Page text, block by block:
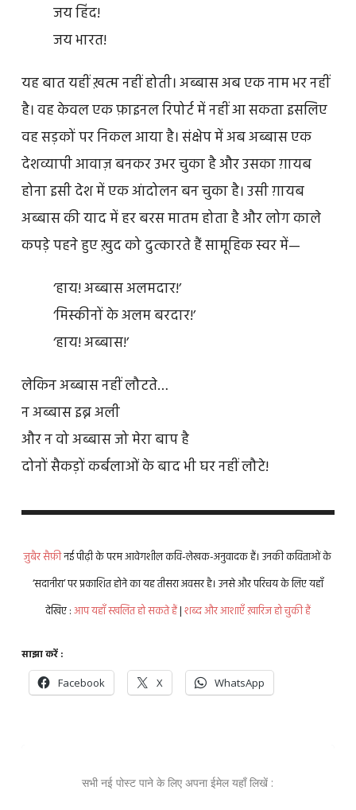
जय हिंद!
जय भारत!
यह बात यहीं ख़त्म नहीं होती। अब्बास अब एक नाम भर नहीं
है। वह केवल एक फ़ाइनल रिपोर्ट में नहीं आ सकता इसलिए
वह सड़कों पर निकल आया है। संक्षेप में अब अब्बास एक
देशव्यापी आवाज़ बनकर उभर चुका है और उसका ग़ायब
होना इसी देश में एक आंदोलन बन चुका है। उसी ग़ायब
अब्बास की याद में हर बरस मातम होता है और लोग काले
कपड़े पहने हुए ख़ुद को दुत्कारते हैं सामूहिक स्वर में—
‘हाय! अब्बास अलमदार!’
‘मिस्कीनों के अलम बरदार!’
‘हाय! अब्बास!’
लेकिन अब्बास नहीं लौटते…
न अब्बास इब्न अली
और न वो अब्बास जो मेरा बाप है
दोनों सैकड़ों कर्बलाओं के बाद भी घर नहीं लौटे!
ज़ुबैर सैफ़ीनई पीढ़ी के परम आवेगशील कवि-लेखक-अनुवादक हैं। उनकी कविताओं के
‘सदानीरा’ पर प्रकाशित होने का यह तीसरा अवसर है। उनसे और परिचय के लिए यहाँ
देखिए :आप यहाँ स्खलित हो सकते हैं|शब्द और आशाएँ ख़ारिज हो चुकी हैं
साझा करें :
Facebook X WhatsApp
सभी नई पोस्ट पाने के लिए अपना ईमेल यहाँ लिखें :